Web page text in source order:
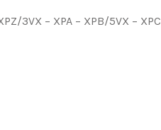
3VX – XPA – XPB/5VX – XPC